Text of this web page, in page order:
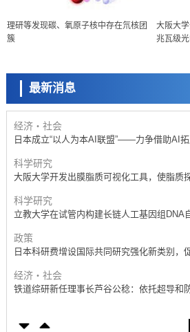
理研等发现碳、氧原子核中存在氘核团
簇
大阪大
兆瓦级
最新消息
日本科研费增设国际共同研究强化新类别，
展研究
科学研究
开发出300亿年仅误差1秒的光晶格钟，构建
基础设施
经济・社会
日本成立“以人为本AI联盟”——力争借助AI拓
科学研究
大阪大学开发出膜脂质可视化工具，使脂质
科学研究
立教大学在试管内构建长链人工基因组DNA
政策
日本科研费增设国际共同研究强化新类别，
经济・社会
铁道综研新任理事长芦谷公稔：依托超导和
东京大学通过叶绿体基因组编辑技术强化碳